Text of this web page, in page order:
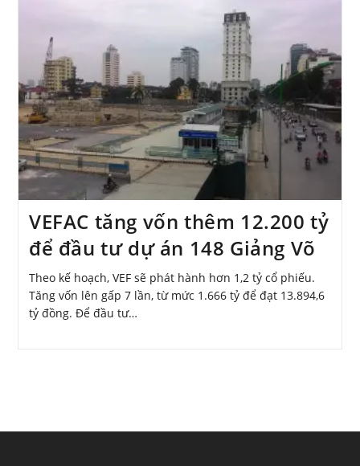
VEFAC tăng vốn thêm 12.200 tỷ
để đầu tư dự án 148 Giảng Võ
Theo kế hoạch, VEF sẽ phát hành hơn 1,2 tỷ cổ phiếu.
Tăng vốn lên gấp 7 lần, từ mức 1.666 tỷ để đạt 13.894,6
tỷ đồng. Để đầu tư…